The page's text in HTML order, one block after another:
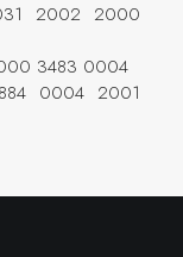
2002 2000
3483 0004
0004 2001